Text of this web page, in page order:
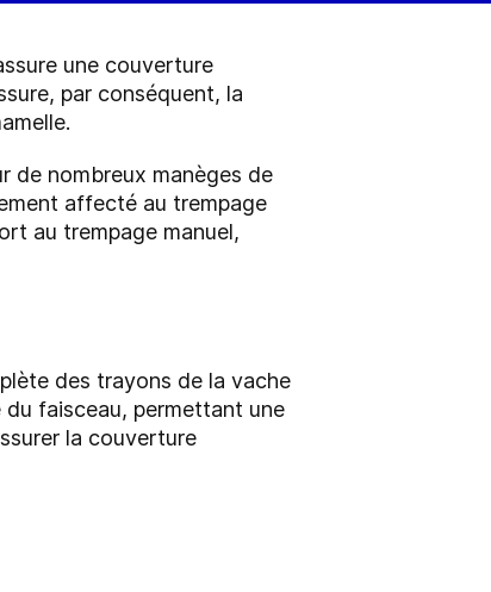
une couverture
par conséquent, la
de nombreux manèges de
affecté au trempage
au trempage manuel,
des trayons de la vache
du faisceau, permettant une
la couverture